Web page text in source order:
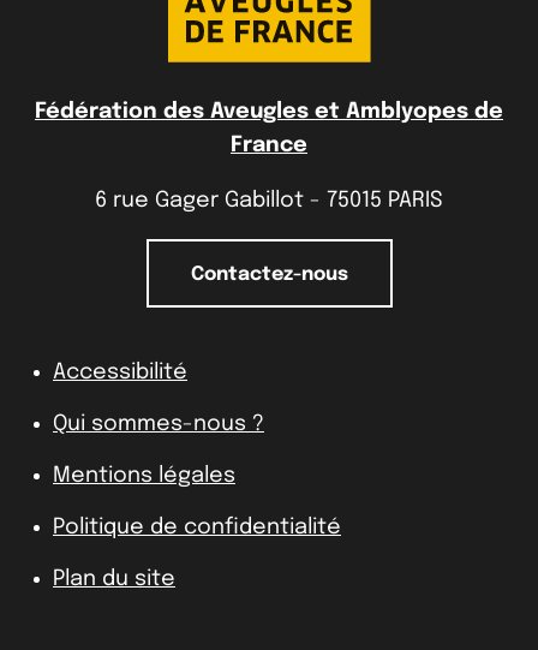
Fédération des Aveugles et Amblyopes de
France
6 rue Gager Gabillot - 75015 PARIS
Contactez-nous
Accessibilité
Qui sommes-nous ?
Mentions légales
Politique de confidentialité
Plan du site